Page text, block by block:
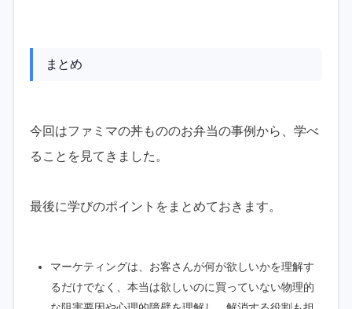
まとめ
今回はファミマの丼もののお弁当の事例から、学べ
ることを見てきました。
最後に学びのポイントをまとめておきます。
マーケティングは、お客さんが何が欲しいかを理解す
るだけでなく、本当は欲しいのに買っていない物理的